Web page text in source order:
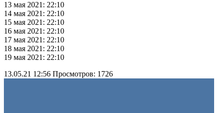
13 мая 2021: 22:10
14 мая 2021: 22:10
15 мая 2021: 22:10
16 мая 2021: 22:10
17 мая 2021: 22:10
18 мая 2021: 22:10
19 мая 2021: 22:10
13.05.21 12:56 Просмотров: 1726